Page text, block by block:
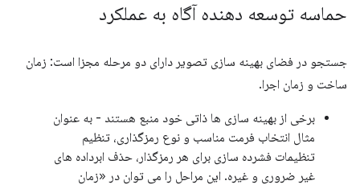
حماسه توسعه دهنده آگاه به عملکرد
جستجو در فضای بهینه سازی تصویر دارای دو مرحله مجزا است: زمان
ساخت و زمان اجرا.
برخی از بهینه سازی ها ذاتی خود منبع هستند - به عنوان
مثال انتخاب فرمت مناسب و نوع رمزگذاری، تنظیم
تنظیمات فشرده سازی برای هر رمزگذار، حذف ابرداده های
غیر ضروری و غیره. این مراحل را می توان در «زمان